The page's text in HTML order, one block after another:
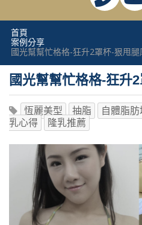
首頁
案例分享
國光幫幫忙格格-狂升2罩杯-狠甩腿
國光幫幫忙格格-狂升
恆麗美型 抽脂 自體脂肪
乳心得
隆乳推薦